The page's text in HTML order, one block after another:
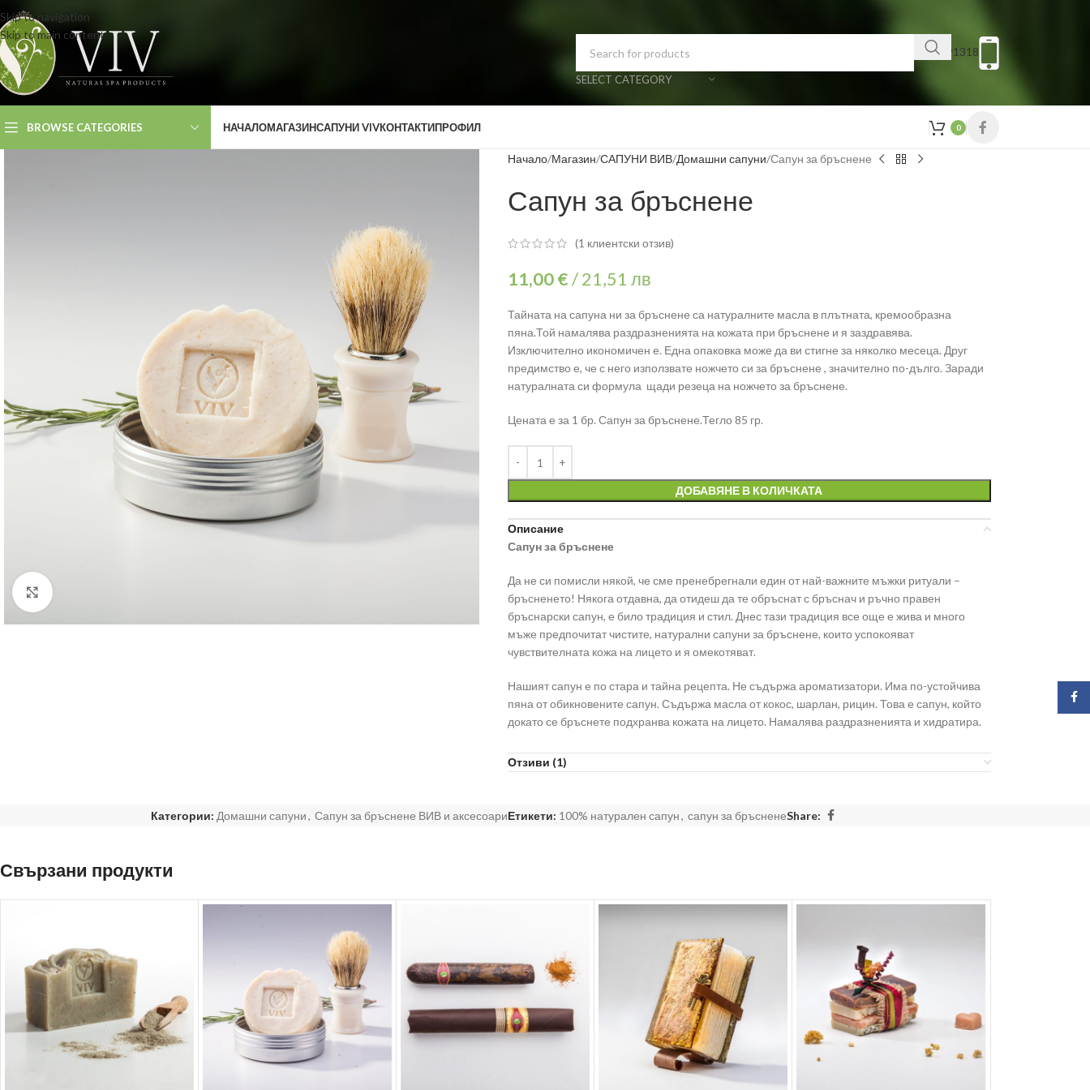
Skip to navigation
Skip to main content
SELECT CATEGORY
0879991318
BROWSE CATEGORIES НАЧАЛОМАГАЗИНСАПУНИ VIVКОНТАКТИПРОФИЛ 0
Начало Магазин САПУНИ ВИВ Домашни сапуни Сапун за бръснене
Сапун за бръснене
(1 клиентски отзив)
11,00€/21,51 лв
Тайната на сапуна ни за бръснене са натуралните масла в плътната, кремообразна
пяна.Той намалява раздразненията на кожата при бръснене и я заздравява.
Изключително икономичен е. Една опаковка може да ви стигне за няколко месеца. Друг
предимство е, че с него използвате ножчето си за бръснене , значително по-дълго. Заради
натуралната си формула щади резеца на ножчето за бръснене.
Цената е за 1 бр. Сапун за бръснене.Тегло 85 гр.
ДОБАВЯНЕ В КОЛИЧКАТА
Описание
Сапун за бръснене
Да не си помисли някой, че сме пренебрегнали един от най-важните мъжки ритуали –
бръсненето! Някога отдавна, да отидеш да те обръснат с бръснач и ръчно правен
бръснарски сапун, е било традиция и стил. Днес тази традиция все още е жива и много
мъже предпочитат чистите, натурални сапуни за бръснене, които успокояват
чувствителната кожа на лицето и я омекотяват.
Нашият сапун е по стара и тайна рецепта. Не съдържа ароматизатори. Има по-устойчива
пяна от обикновените сапун. Съдържа масла от кокос, шарлан, рицин. Това е сапун, който
докато се бръснете подхранва кожата на лицето. Намалява раздразненията и хидратира.
Начин на употреба / от опит/: Сапунът за бръснене ВИВ и и четката за бръснене се
поставят в дълбока купа. Заливат се с топла вода за 5-10 мин. Косъмът на четката омеква,
движения на четката се разпенва сапуна, докато се получи плътна , кремообразна пяна.
: За след бръснене, препоръчваме да се използва Масло от слива ВИВ.
То дизенфекцира и защитата кожата.
Тайната на сапуна ни за бръснене са натуралните масла в плътната,
кремообразна пяна.Той намалява раздразненията на кожата при бръснене и я
заздравява. Изключително икономичен е. Една опаковка може да ви стигне за няколко
месеца. Друг предимство е, че с него използвате ножчето си за бръснене , значително по-
дълго. Заради натуралната си формула щади резеца на ножчето за бръснене.
Отзиви (1)
Категории: Домашни сапуни, Сапун за бръснене ВИВ и аксесоариЕтикети: 100% натурален сапун, сапун за бръсненеShare:
Свързани продукти